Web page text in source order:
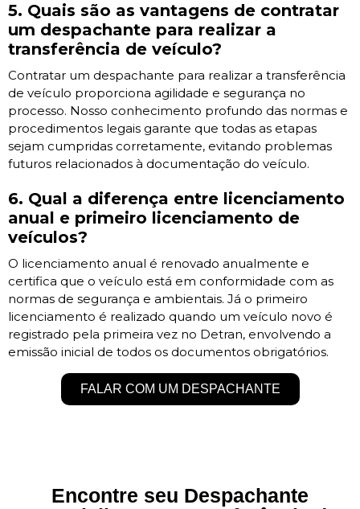
5. Quais são as vantagens de contratar
um despachante para realizar a
transferência de veículo?
Contratar um despachante para realizar a transferência
de veículo proporciona agilidade e segurança no
processo. Nosso conhecimento profundo das normas e
procedimentos legais garante que todas as etapas
sejam cumpridas corretamente, evitando problemas
futuros relacionados à documentação do veículo.
6. Qual a diferença entre licenciamento
anual e primeiro licenciamento de
veículos?
O licenciamento anual é renovado anualmente e
certifica que o veículo está em conformidade com as
normas de segurança e ambientais. Já o primeiro
licenciamento é realizado quando um veículo novo é
registrado pela primeira vez no Detran, envolvendo a
emissão inicial de todos os documentos obrigatórios.
FALAR COM UM DESPACHANTE
Encontre seu Despachante